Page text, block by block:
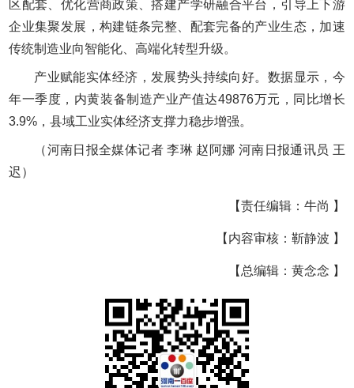
区配套、优化营商政策、搭建产学研融合平台，引导上下游
企业集聚发展，构建链条完整、配套完备的产业生态，加速
传统制造业向智能化、高端化转型升级。
产业赋能实体经济，发展势头持续向好。数据显示，今
年一季度，内黄装备制造产业产值达49876万元，同比增长
3.9%，县域工业实体经济支撑力稳步增强。
（河南日报全媒体记者 李琳 赵阿娜 河南日报通讯员 王
迟）
【责任编辑：牛尚 】
【内容审核：靳静波 】
【总编辑：黄念念 】